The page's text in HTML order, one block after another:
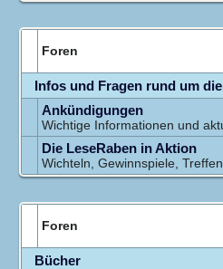
Foren
Infos und Fragen rund um
Ankündigungen
Wichtige Informationen und
Die LeseRaben in Aktion
Wichteln, Gewinnspiele,
Foren
Bücher